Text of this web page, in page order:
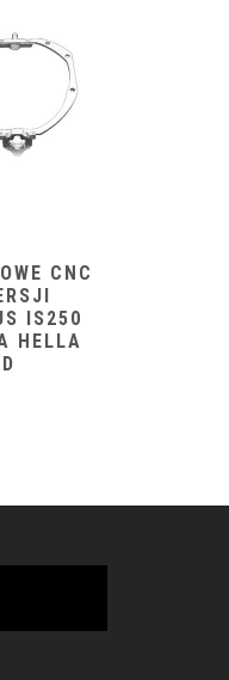
CNC
IS250
HELLA